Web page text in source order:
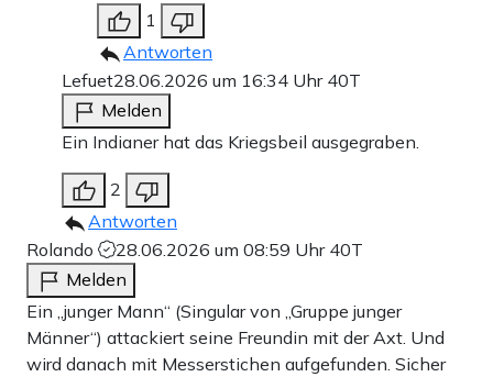
1
Antworten
Lefuet28.06.2026 um 16:34 Uhr 40T
Melden
Ein Indianer hat das Kriegsbeil ausgegraben.
2
Antworten
Rolando
28.06.2026 um 08:59 Uhr 40T
Melden
Ein „junger Mann“ (Singular von „Gruppe junger
Männer“) attackiert seine Freundin mit der Axt. Und
wird danach mit Messerstichen aufgefunden. Sicher